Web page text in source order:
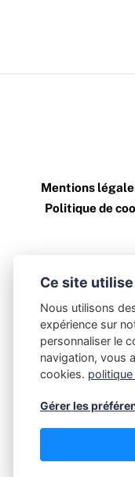
Mentions
Politique de
©2026
Les informations
toute responsabilité
Les noms, logos et
Ce site
Nous utilisons
expérience sur
personnaliser le
navigation, vous
cookies.
Gérer les